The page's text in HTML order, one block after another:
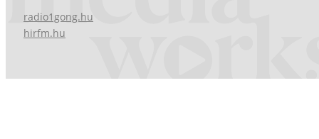
radio1gong.hu
hirfm.hu